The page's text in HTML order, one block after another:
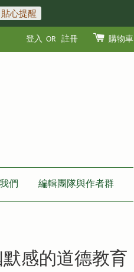
貼心提醒
登入 OR 註冊 購物車
們 編輯團隊與作者群
感的道德教育